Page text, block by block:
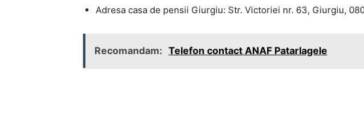
Adresa casa de pensii Giurgiu: Str. Victoriei nr. 63, Giurgiu,
Recomandam: Telefon contact ANAF Patarlagele